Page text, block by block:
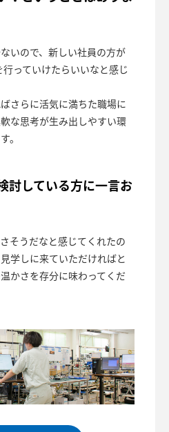
いので、新しい社員の方が
っていけたらいいなと感じ
さらに活気に満ちた職場に
な思考が生み出しやすい環
。
討している方に一言お
そうだなと感じてくれたの
学しに来ていただければと
かさを存分に味わってくだ